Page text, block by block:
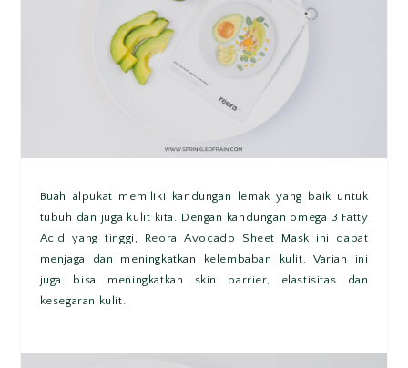
Buah alpukat memiliki kandungan lemak yang baik untuk
tubuh dan juga kulit kita. Dengan kandungan omega 3 Fatty
Acid yang tinggi, Reora Avocado Sheet Mask ini dapat
menjaga dan meningkatkan kelembaban kulit. Varian ini
juga bisa meningkatkan skin barrier, elastisitas dan
kesegaran kulit.